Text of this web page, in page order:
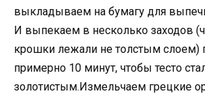
выкладываем на бумагу для
И выпекаем в несколько заходов
крошки лежали не толстым слоем)
примерно 10 минут, чтобы тесто
золотистым.Измельчаем грецкие